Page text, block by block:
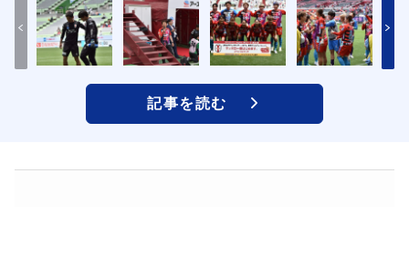
記事を読む